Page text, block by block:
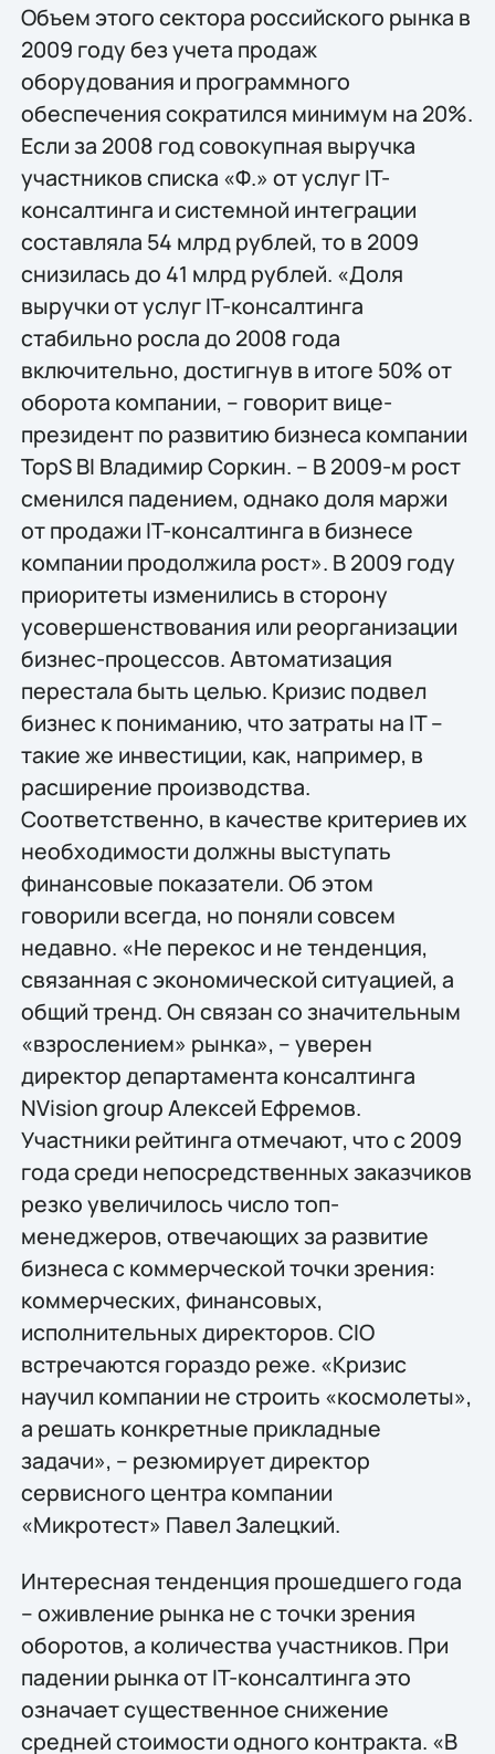
Объем этого сектора российского рынка в
2009 году без учета продаж
оборудования и программного
обеспечения сократился минимум на 20%.
Если за 2008 год совокупная выручка
участников списка «Ф.» от услуг IT-
консалтинга и системной интеграции
составляла 54 млрд рублей, то в 2009
снизилась до 41 млрд рублей. «Доля
выручки от услуг IT-консалтинга
стабильно росла до 2008 года
включительно, достигнув в итоге 50% от
оборота компании, – говорит вице-
президент по развитию бизнеса компании
TopS BI Владимир Соркин. – В 2009-м рост
сменился падением, однако доля маржи
от продажи IT-консалтинга в бизнесе
компании продолжила рост». В 2009 году
приоритеты изменились в сторону
усовершенствования или реорганизации
бизнес-процессов. Автоматизация
перестала быть целью. Кризис подвел
бизнес к пониманию, что затраты на IT –
такие же инвестиции, как, например, в
расширение производства.
Соответственно, в качестве критериев их
необходимости должны выступать
финансовые показатели. Об этом
говорили всегда, но поняли совсем
недавно. «Не перекос и не тенденция,
связанная с экономической ситуацией, а
общий тренд. Он связан со значительным
«взрослением» рынка», – уверен
директор департамента консалтинга
NVision group Алексей Ефремов.
Участники рейтинга отмечают, что с 2009
года среди непосредственных заказчиков
резко увеличилось число топ-
менеджеров, отвечающих за развитие
бизнеса с коммерческой точки зрения:
коммерческих, финансовых,
исполнительных директоров. CIO
встречаются гораздо реже. «Кризис
научил компании не строить «космолеты»,
а решать конкретные прикладные
задачи», – резюмирует директор
сервисного центра компании
«Микротест» Павел Залецкий.
Интересная тенденция прошедшего года
– оживление рынка не с точки зрения
оборотов, а количества участников. При
падении рынка от IT-консалтинга это
означает существенное снижение
средней стоимости одного контракта. «В